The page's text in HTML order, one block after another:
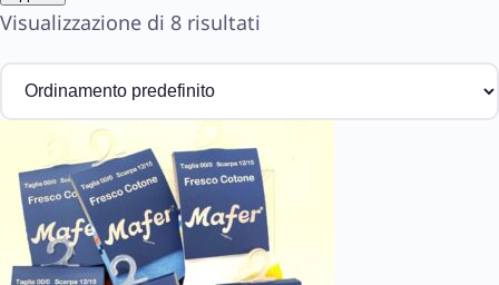
d
Visualizzazione di 8 risultati